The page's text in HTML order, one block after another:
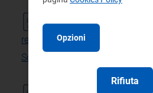
docx 35 KB
Documenti in formato word
restituire: BA803FCE67 Modello
Scheda certificazione parità di
Opzioni
Rifiuta